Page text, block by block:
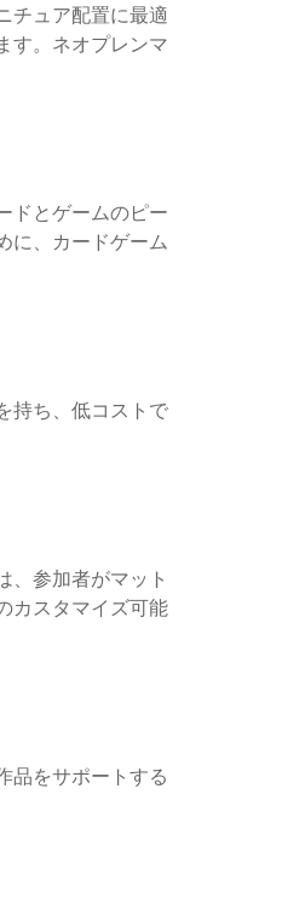
チュア配置に最適
す。ネオプレンマ
ドとゲームのピー
に、カードゲーム
持ち、低コストで
、参加者がマット
カスタマイズ可能
品をサポートする